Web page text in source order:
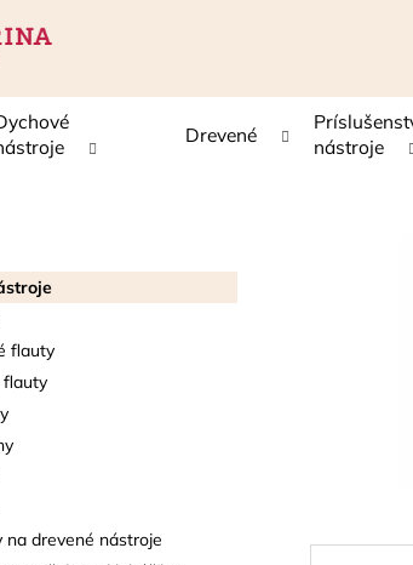
Drevené
nástroje
flauty
flauty
na drevené nástroje
Čo
BALL
BLUE JUICE